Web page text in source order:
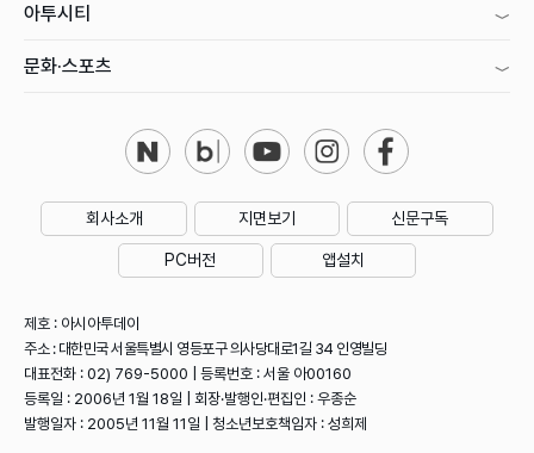
아투시티
문화·스포츠
회사소개 지면보기 신문구독
PC버전 앱설치
제호 : 아시아투데이
주소 : 대한민국 서울특별시 영등포구 의사당대로1길 34 인영빌딩
대표전화 : 02) 769-5000 | 등록번호 : 서울 아00160
등록일 : 2006년 1월 18일 | 회장·발행인·편집인 : 우종순
발행일자 : 2005년 11월 11일 | 청소년보호책임자 : 성희제